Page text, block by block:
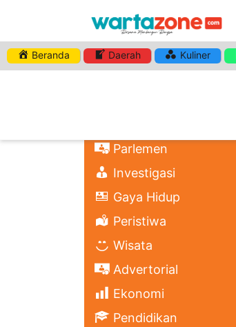
Beranda Daerah Kuliner
Parlemen
Investigasi
Gaya Hidup
Peristiwa
Wisata
Advertorial
Ekonomi
Pendidikan